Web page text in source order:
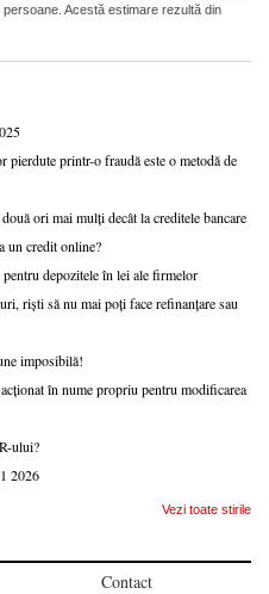
Acestă estimare rezultă din
pierdute printr-o fraudă este o metodă de
ori mai mulți decât la creditele bancare
un credit online?
depozitele în lei ale firmelor
riști să nu mai poți face refinanțare sau
imposibilă!
în nume propriu pentru modificarea
ului?
2026
Vezi toate stirile
Contact